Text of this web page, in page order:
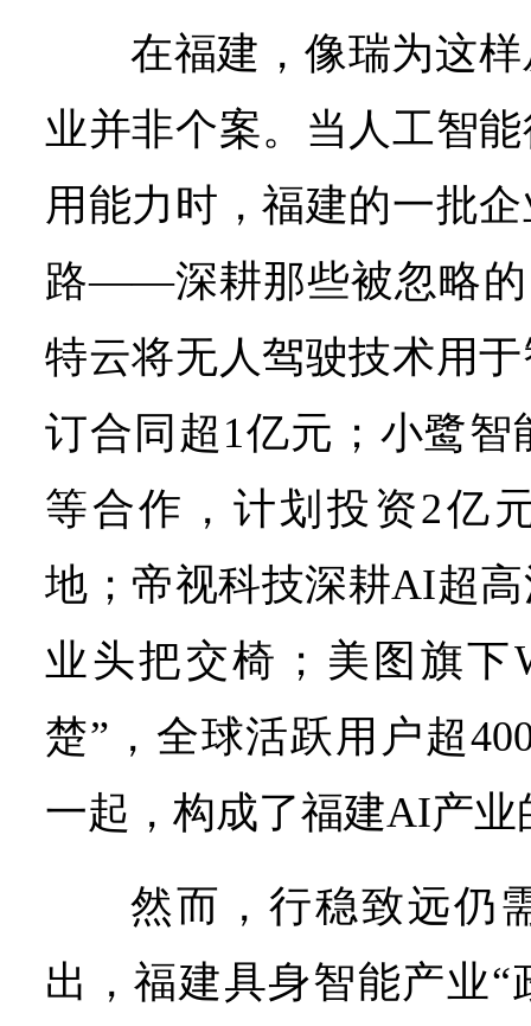
在福建，像瑞为这
业并非个案。当人工智
用能力时，福建的一批
路——深耕那些被忽略的
特云将无人驾驶技术用
订合同超1亿元；小鹭
等合作，计划投资2亿
地；帝视科技深耕AI超
业头把交椅；美图旗下
楚”，全球活跃用户超
一起，构成了福建AI产业
然而，行稳致远仍
出，福建具身智能产业